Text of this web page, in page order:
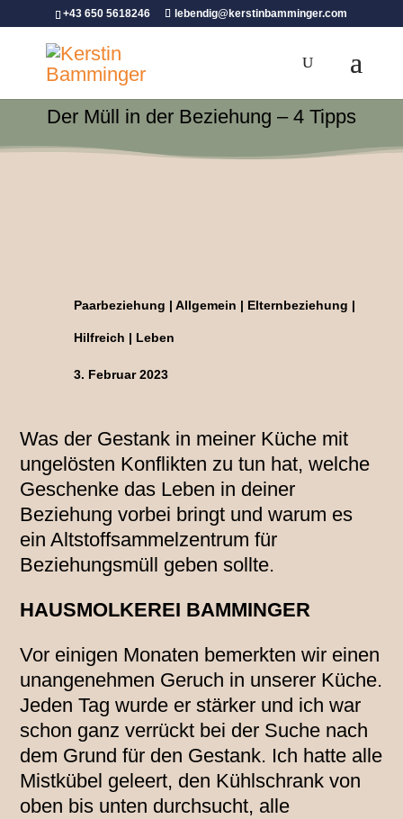
+43 650 5618246 lebendig@kerstinbamminger.com
Der Müll in der Beziehung – 4 Tipps
Paarbeziehung | Allgemein | Elternbeziehung |
Hilfreich | Leben
3. Februar 2023
Was der Gestank in meiner Küche mit
ungelösten Konflikten zu tun hat, welche
Geschenke das Leben in deiner
Beziehung vorbei bringt und warum es
ein Altstoffsammelzentrum für
Beziehungsmüll geben sollte.
HAUSMOLKEREI BAMMINGER
Vor einigen Monaten bemerkten wir einen
unangenehmen Geruch in unserer Küche.
Jeden Tag wurde er stärker und ich war
schon ganz verrückt bei der Suche nach
dem Grund für den Gestank. Ich hatte alle
Mistkübel geleert, den Kühlschrank von
oben bis unten durchsucht, alle